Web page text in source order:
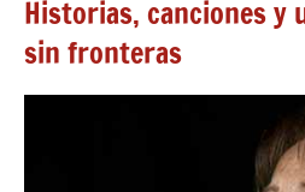
Historias, canciones y
sin fronteras